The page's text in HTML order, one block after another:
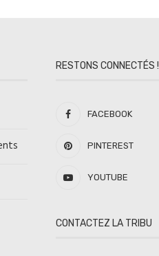
RESTONS CONNECTÉS !
FACEBOOK
PINTEREST
YOUTUBE
CONTACTEZ LA TRIBU